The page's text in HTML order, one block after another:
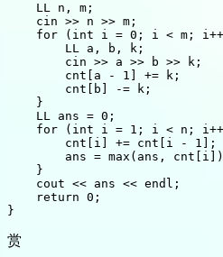
    LL n, m;
    cin >> n >> m;
for (int i = 0; i < m;
        LL a, b, k;
        cin >> a >> b >> k;
        cnt[a - 1] += k;
        cnt[b] -= k;
    }
    LL ans = 0;
for (int i = 1; i < n;
        cnt[i] += cnt[i - 1];
ans = max(ans,
    }
    cout << ans << endl;
    return 0;
赏